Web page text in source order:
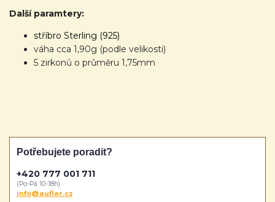
Další paramtery:
stříbro Sterling (925)
váha cca 1,90g (podle velikosti)
5 zirkonů o průměru 1,75mm
Potřebujete poradit?
+420 777 001 711
(Po-Pá 10-18h)
info@aufler.cz